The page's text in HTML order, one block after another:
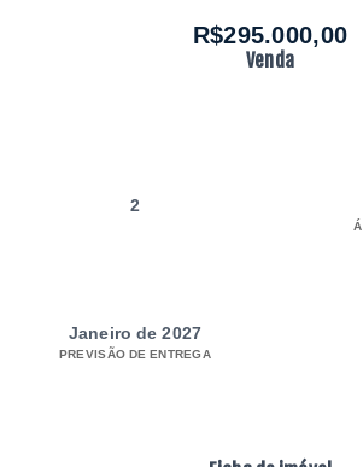
R$295.000,00
Venda
2
Janeiro de 2027
PREVISÃO DE ENTREGA